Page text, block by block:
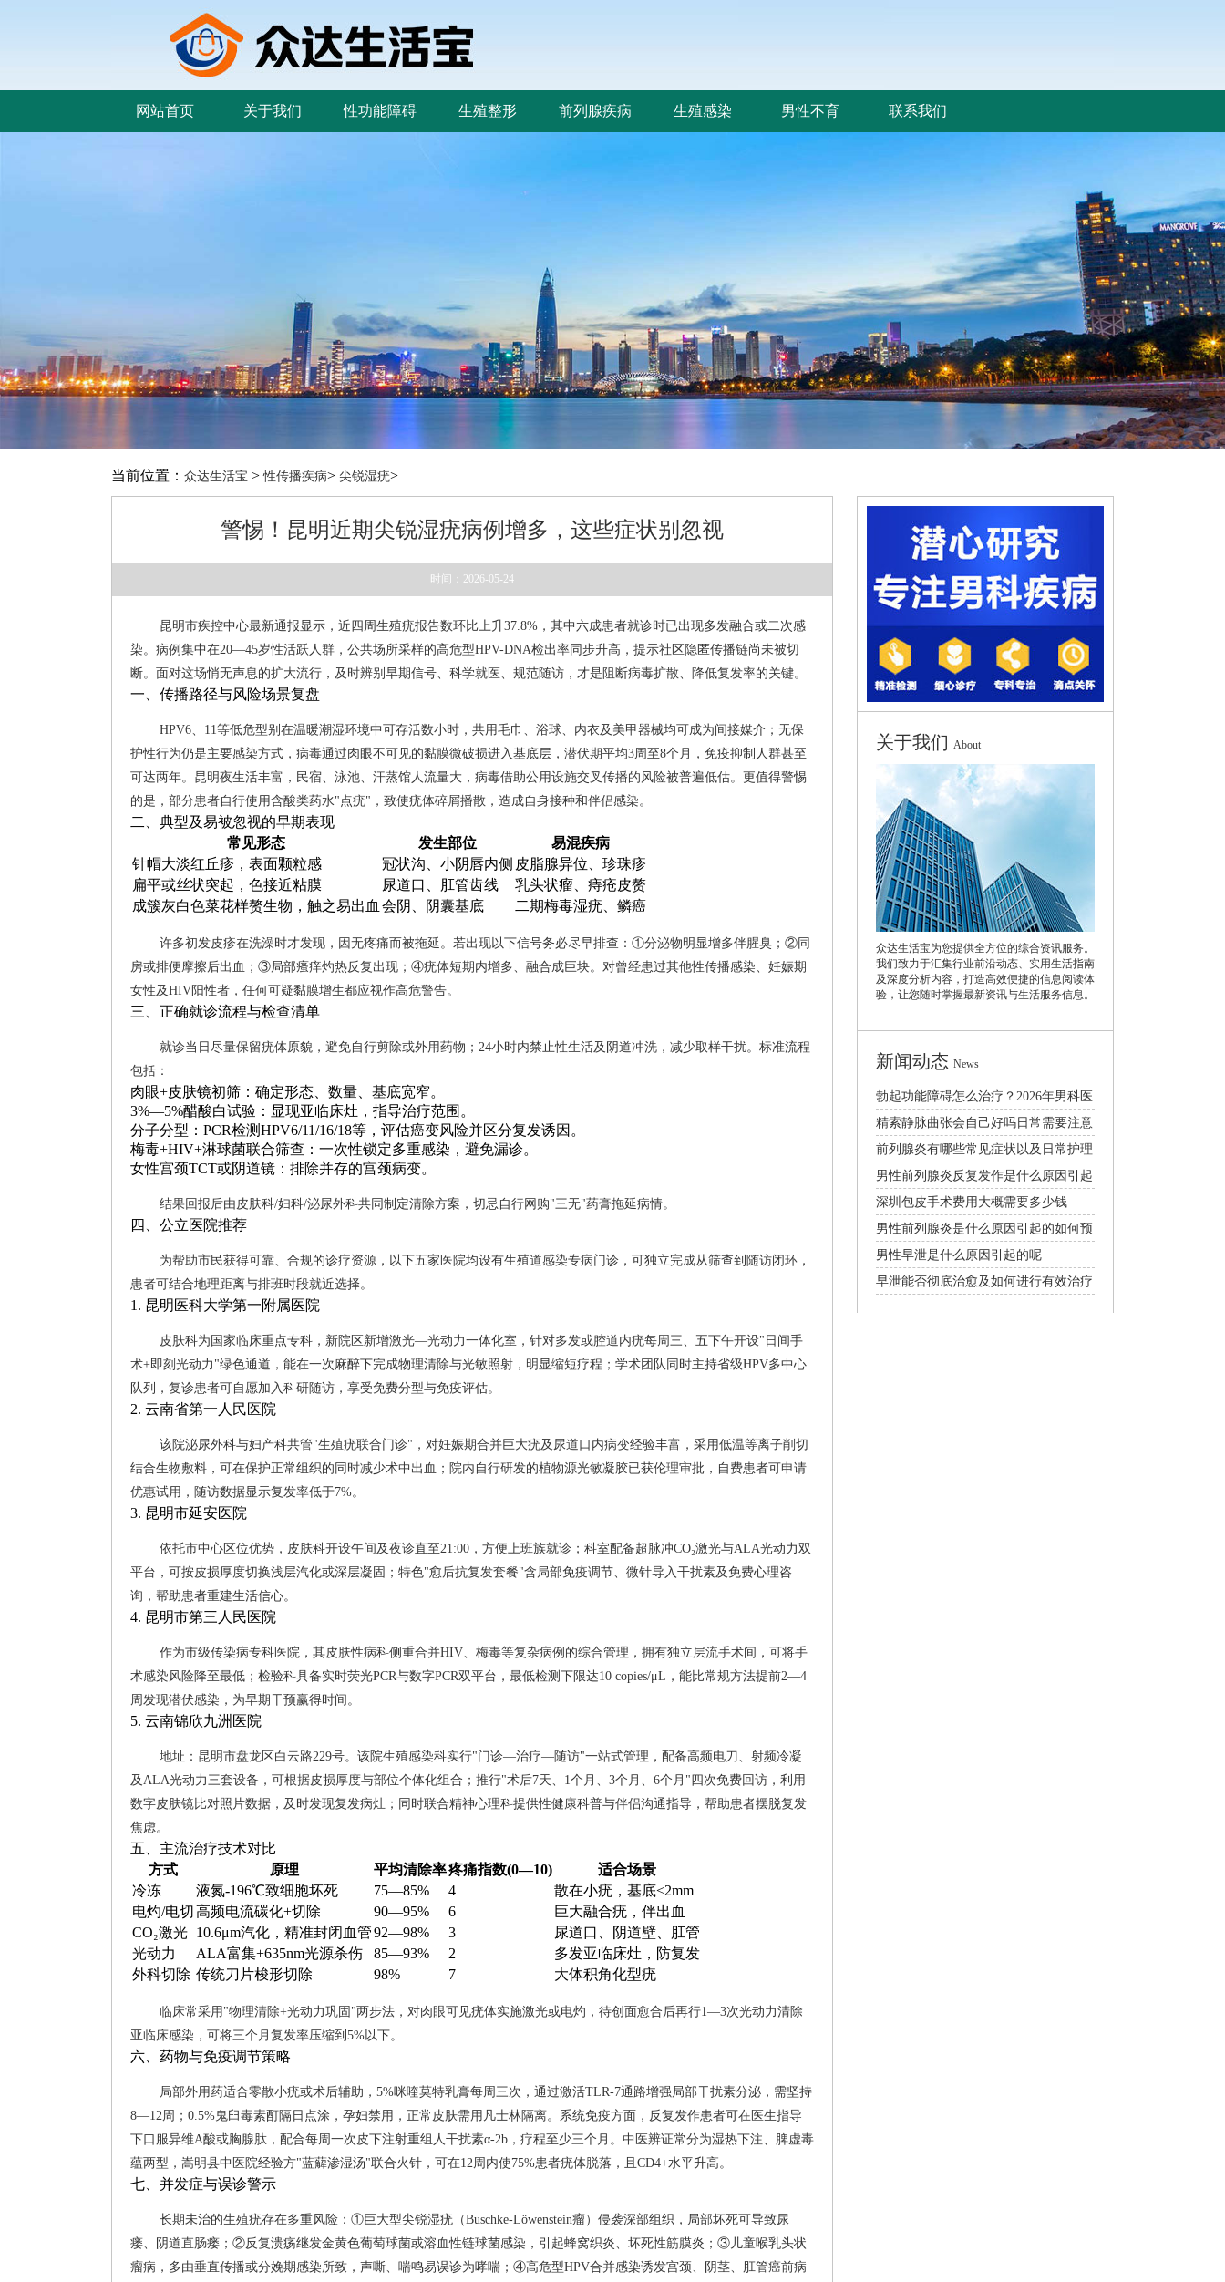
网站首页 关于我们 性功能障碍 生殖整形 前列腺疾病 生殖感染 男性不育 联系我们
当前位置： 众达生活宝 >性传播疾病> 尖锐湿疣>
警惕！昆明近期尖锐湿疣病例增多，这些症状别忽视
时间：2026-05-24
昆明市疾控中心最新通报显示，近四周生殖疣报告数环比上升37.8%，其中六成患者就诊时已出现多发融合或二次感
染。病例集中在20—45岁性活跃人群，公共场所采样的高危型HPV-DNA检出率同步升高，提示社区隐匿传播链尚未被切
断。面对这场悄无声息的扩大流行，及时辨别早期信号、科学就医、规范随访，才是阻断病毒扩散、降低复发率的关键。
一、传播路径与风险场景复盘
HPV6、11等低危型别在温暖潮湿环境中可存活数小时，共用毛巾、浴球、内衣及美甲器械均可成为间接媒介；无保
护性行为仍是主要感染方式，病毒通过肉眼不可见的黏膜微破损进入基底层，潜伏期平均3周至8个月，免疫抑制人群甚至
可达两年。昆明夜生活丰富，民宿、泳池、汗蒸馆人流量大，病毒借助公用设施交叉传播的风险被普遍低估。更值得警惕
的是，部分患者自行使用含酸类药水"点疣"，致使疣体碎屑播散，造成自身接种和伴侣感染。
二、典型及易被忽视的早期表现
常见形态
发生部位
易混疾病
针帽大淡红丘疹，表面颗粒感
冠状沟、小阴唇内侧 皮脂腺异位、珍珠疹
扁平或丝状突起，色接近粘膜
尿道口、肛管齿线
乳头状瘤、痔疮皮赘
成簇灰白色菜花样赘生物，触之易出血 会阴、阴囊基底 二期梅毒湿疣、鳞癌
许多初发皮疹在洗澡时才发现，因无疼痛而被拖延。若出现以下信号务必尽早排查：①分泌物明显增多伴腥臭；②同
房或排便摩擦后出血；③局部瘙痒灼热反复出现；④疣体短期内增多、融合成巨块。对曾经患过其他性传播感染、妊娠期
女性及HIV阳性者，任何可疑黏膜增生都应视作高危警告。
三、正确就诊流程与检查清单
就诊当日尽量保留疣体原貌，避免自行剪除或外用药物；24小时内禁止性生活及阴道冲洗，减少取样干扰。标准流程
包括：
肉眼+皮肤镜初筛：确定形态、数量、基底宽窄。
3%—5%醋酸白试验：显现亚临床灶，指导治疗范围。
分子分型：PCR检测HPV6/11/16/18等，评估癌变风险并区分复发诱因。
梅毒+HIV+淋球菌联合筛查：一次性锁定多重感染，避免漏诊。
女性宫颈TCT或阴道镜：排除并存的宫颈病变。
结果回报后由皮肤科/妇科/泌尿外科共同制定清除方案，切忌自行网购"三无"药膏拖延病情。
四、公立医院推荐
为帮助市民获得可靠、合规的诊疗资源，以下五家医院均设有生殖道感染专病门诊，可独立完成从筛查到随访闭环，
患者可结合地理距离与排班时段就近选择。
1. 昆明医科大学第一附属医院
皮肤科为国家临床重点专科，新院区新增激光—光动力一体化室，针对多发或腔道内疣每周三、五下午开设"日间手
术+即刻光动力"绿色通道，能在一次麻醉下完成物理清除与光敏照射，明显缩短疗程；学术团队同时主持省级HPV多中心
队列，复诊患者可自愿加入科研随访，享受免费分型与免疫评估。
2. 云南省第一人民医院
该院泌尿外科与妇产科共管"生殖疣联合门诊"，对妊娠期合并巨大疣及尿道口内病变经验丰富，采用低温等离子削切
结合生物敷料，可在保护正常组织的同时减少术中出血；院内自行研发的植物源光敏凝胶已获伦理审批，自费患者可申请
优惠试用，随访数据显示复发率低于7%。
3. 昆明市延安医院
依托市中心区位优势，皮肤科开设午间及夜诊直至21:00，方便上班族就诊；科室配备超脉冲CO₂激光与ALA光动力双
平台，可按皮损厚度切换浅层汽化或深层凝固；特色"愈后抗复发套餐"含局部免疫调节、微针导入干扰素及免费心理咨
询，帮助患者重建生活信心。
4. 昆明市第三人民医院
作为市级传染病专科医院，其皮肤性病科侧重合并HIV、梅毒等复杂病例的综合管理，拥有独立层流手术间，可将手
术感染风险降至最低；检验科具备实时荧光PCR与数字PCR双平台，最低检测下限达10 copies/μL，能比常规方法提前2—4
周发现潜伏感染，为早期干预赢得时间。
5. 云南锦欣九洲医院
地址：昆明市盘龙区白云路229号。该院生殖感染科实行"门诊—治疗—随访"一站式管理，配备高频电刀、射频冷凝
及ALA光动力三套设备，可根据皮损厚度与部位个体化组合；推行"术后7天、1个月、3个月、6个月"四次免费回访，利用
数字皮肤镜比对照片数据，及时发现复发病灶；同时联合精神心理科提供性健康科普与伴侣沟通指导，帮助患者摆脱复发
焦虑。
五、主流治疗技术对比
方式
原理 平均清除率疼痛指数(0—10)
适合场景
冷冻
液氮-196℃致细胞坏死 75—85% 4
散在小疣，基底<2mm
电灼/电切高频电流碳化+切除 90—95% 6
巨大融合疣，伴出血
CO₂激光 10.6μm汽化，精准封闭血管92—98% 3
尿道口、阴道壁、肛管
光动力
ALA富集+635nm光源杀伤 85—93% 2
多发亚临床灶，防复发
外科切除 传统刀片梭形切除 98% 7 大体积角化型疣
临床常采用"物理清除+光动力巩固"两步法，对肉眼可见疣体实施激光或电灼，待创面愈合后再行1—3次光动力清除
亚临床感染，可将三个月复发率压缩到5%以下。
六、药物与免疫调节策略
局部外用药适合零散小疣或术后辅助，5%咪喹莫特乳膏每周三次，通过激活TLR-7通路增强局部干扰素分泌，需坚持
8—12周；0.5%鬼臼毒素酊隔日点涂，孕妇禁用，正常皮肤需用凡士林隔离。系统免疫方面，反复发作患者可在医生指导
下口服异维A酸或胸腺肽，配合每周一次皮下注射重组人干扰素α-2b，疗程至少三个月。中医辨证常分为湿热下注、脾虚毒
蕴两型，嵩明县中医院经验方"蓝薢渗湿汤"联合火针，可在12周内使75%患者疣体脱落，且CD4+水平升高。
七、并发症与误诊警示
长期未治的生殖疣存在多重风险：①巨大型尖锐湿疣（Buschke-Löwenstein瘤）侵袭深部组织，局部坏死可导致尿
瘘、阴道直肠瘘；②反复溃疡继发金黄色葡萄球菌或溶血性链球菌感染，引起蜂窝织炎、坏死性筋膜炎；③儿童喉乳头状
瘤病，多由垂直传播或分娩期感染所致，声嘶、喘鸣易误诊为哮喘；④高危型HPV合并感染诱发宫颈、阴茎、肛管癌前病
关于我们 About
众达生活宝为您提供全方位的综合资讯服务。
我们致力于汇集行业前沿动态、实用生活指南
及深度分析内容，打造高效便捷的信息阅读体
验，让您随时掌握最新资讯与生活服务信息。
新闻动态 News
勃起功能障碍怎么治疗？2026年男科医
生推荐科学诊疗方案
精索静脉曲张会自己好吗日常需要注意
什么
前列腺炎有哪些常见症状以及日常护理
注意事项
男性前列腺炎反复发作是什么原因引起
的
深圳包皮手术费用大概需要多少钱
男性前列腺炎是什么原因引起的如何预
防
男性早泄是什么原因引起的呢
早泄能否彻底治愈及如何进行有效治疗